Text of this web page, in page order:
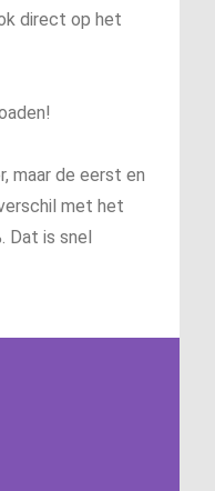
direct op het
maar de eerst en
met het
Dat is snel